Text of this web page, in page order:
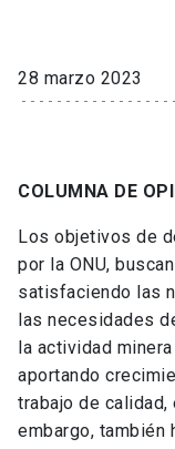
28 marzo 2023
COLUMNA DE
Los objetivos de
por la ONU,
satisfaciendo las
las necesidades
la actividad
aportando
trabajo de
embargo, también